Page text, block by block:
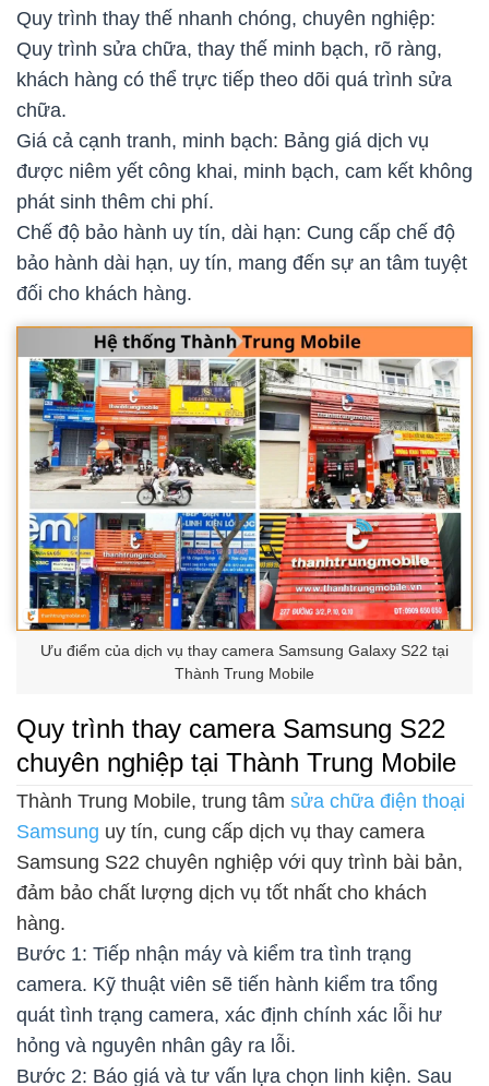
Quy trình thay thế nhanh chóng, chuyên nghiệp:
Quy trình sửa chữa, thay thế minh bạch, rõ ràng,
khách hàng có thể trực tiếp theo dõi quá trình sửa
chữa.
Giá cả cạnh tranh, minh bạch: Bảng giá dịch vụ
được niêm yết công khai, minh bạch, cam kết không
phát sinh thêm chi phí.
Chế độ bảo hành uy tín, dài hạn: Cung cấp chế độ
bảo hành dài hạn, uy tín, mang đến sự an tâm tuyệt
đối cho khách hàng.
Ưu điểm của dịch vụ thay camera Samsung Galaxy S22 tại
Thành Trung Mobile
Quy trình thay camera Samsung S22
chuyên nghiệp tại Thành Trung Mobile
Thành Trung Mobile, trung tâm sửa chữa điện thoại
Samsung uy tín, cung cấp dịch vụ thay camera
Samsung S22 chuyên nghiệp với quy trình bài bản,
đảm bảo chất lượng dịch vụ tốt nhất cho khách
hàng.
Bước 1: Tiếp nhận máy và kiểm tra tình trạng
camera. Kỹ thuật viên sẽ tiến hành kiểm tra tổng
quát tình trạng camera, xác định chính xác lỗi hư
hỏng và nguyên nhân gây ra lỗi.
Bước 2: Báo giá và tư vấn lựa chọn linh kiện. Sau